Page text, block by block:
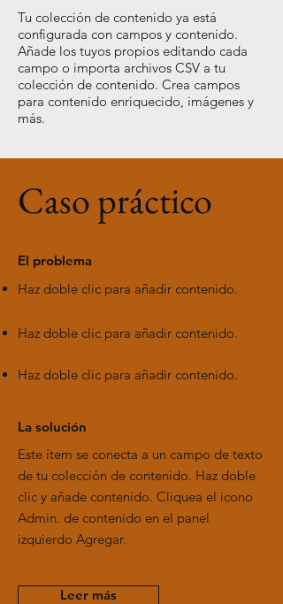
Tu colección de contenido ya está
configurada con campos y contenido.
Añade los tuyos propios editando cada
campo o importa archivos CSV a tu
colección de contenido. Crea campos
para contenido enriquecido, imágenes y
más.
Caso práctico
El problema
Haz doble clic para añadir contenido.
Haz doble clic para añadir contenido.
Haz doble clic para añadir contenido.
La solución
Este ítem se conecta a un campo de texto
de tu colección de contenido. Haz doble
clic y añade contenido. Cliquea el icono
Admin. de contenido en el panel
izquierdo Agregar.
Leer más